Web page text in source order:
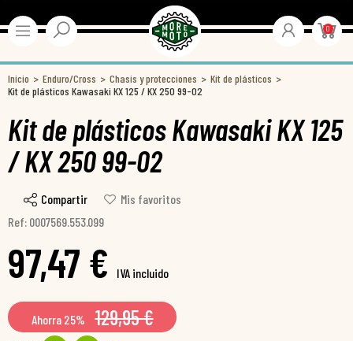
0
Inicio Enduro/Cross Chasis y protecciones
Kit de plásticos
Kit de plásticos Kawasaki KX 125 / KX 250 99-02
Kit de plásticos Kawasaki KX 125
/ KX 250 99-02
Compartir
Mis favoritos
Ref: 0007569.553.099
97,47 € IVA incluido
Ahorra 25% 129,95 €